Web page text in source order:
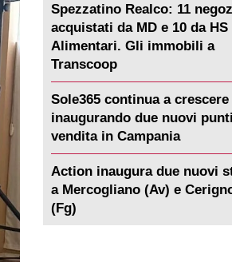
Spezzatino Realco: 11
acquistati da MD e 10 da HS
Alimentari. Gli immobili a
Transcoop
Sole365 continua a crescere
inaugurando due nuovi punti
vendita in Campania
Action inaugura due nuovi
a Mercogliano (Av) e
(Fg)